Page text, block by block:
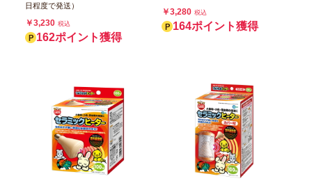
日程度で発送）
￥3,230 税込
162ポイント獲得
￥3,280 税込
164ポイント獲得